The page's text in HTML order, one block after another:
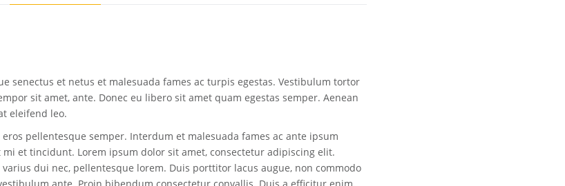
senectus et netus et malesuada fames ac turpis egestas. Vestibulum tortor
sit amet, ante. Donec eu libero sit amet quam egestas semper. Aenean
eleifend leo.
pellentesque semper. Interdum et malesuada fames ac ante ipsum
et tincidunt. Lorem ipsum dolor sit amet, consectetur adipiscing elit.
dui nec, pellentesque lorem. Duis porttitor lacus augue, non commodo